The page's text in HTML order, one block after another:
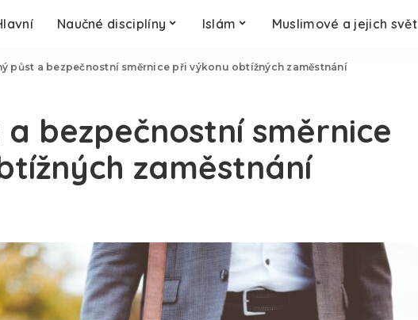
Naučné disciplíny Islám Muslimové a jejich svět
půst a bezpečnostní směrnice při výkonu obtížných zaměstnání
bezpečnostní směrnice
zaměstnání